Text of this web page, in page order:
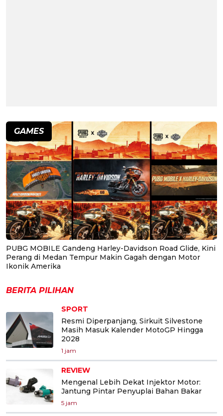
GAMES
PUBG MOBILE Gandeng Harley-Davidson Road Glide, Kini
Perang di Medan Tempur Makin Gagah dengan Motor
Ikonik Amerika
BERITA PILIHAN
SPORT
Resmi Diperpanjang, Sirkuit Silvestone
Masih Masuk Kalender MotoGP Hingga
2028
1 jam
REVIEW
Mengenal Lebih Dekat Injektor Motor:
Jantung Pintar Penyuplai Bahan Bakar
5 jam